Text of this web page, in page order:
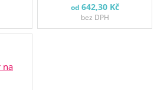
od 642,30 Kč
bez DPH